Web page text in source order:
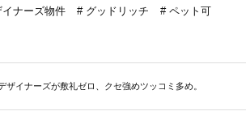
イナーズ物件 グッドリッチ ペット可
ザイナーズが敷礼ゼロ、クセ強めツッコミ多め。